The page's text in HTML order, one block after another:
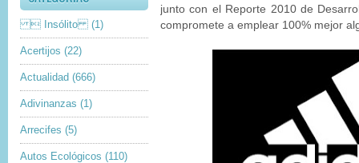
 Insólito (1)
Acertijos (22)
Actualidad (666)
Adivinanzas (1)
Arrecifes (5)
Autos Ecológicos (110)
junto con el Reporte 2010 de
compromete a emplear 100% mejor